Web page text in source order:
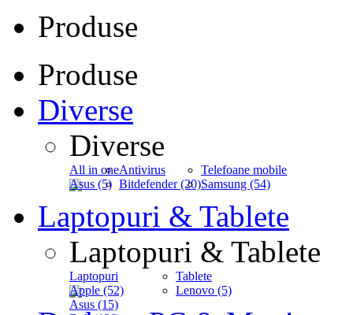
Produse
Produse
Diverse
Diverse
All in one
Asus (5)
Antivirus
Bitdefender (20)
Telefoane mobile
Samsung (54)
Laptopuri & Tablete
Laptopuri & Tablete
Laptopuri
Apple (52)
Asus (15)
Tablete
Lenovo (5)